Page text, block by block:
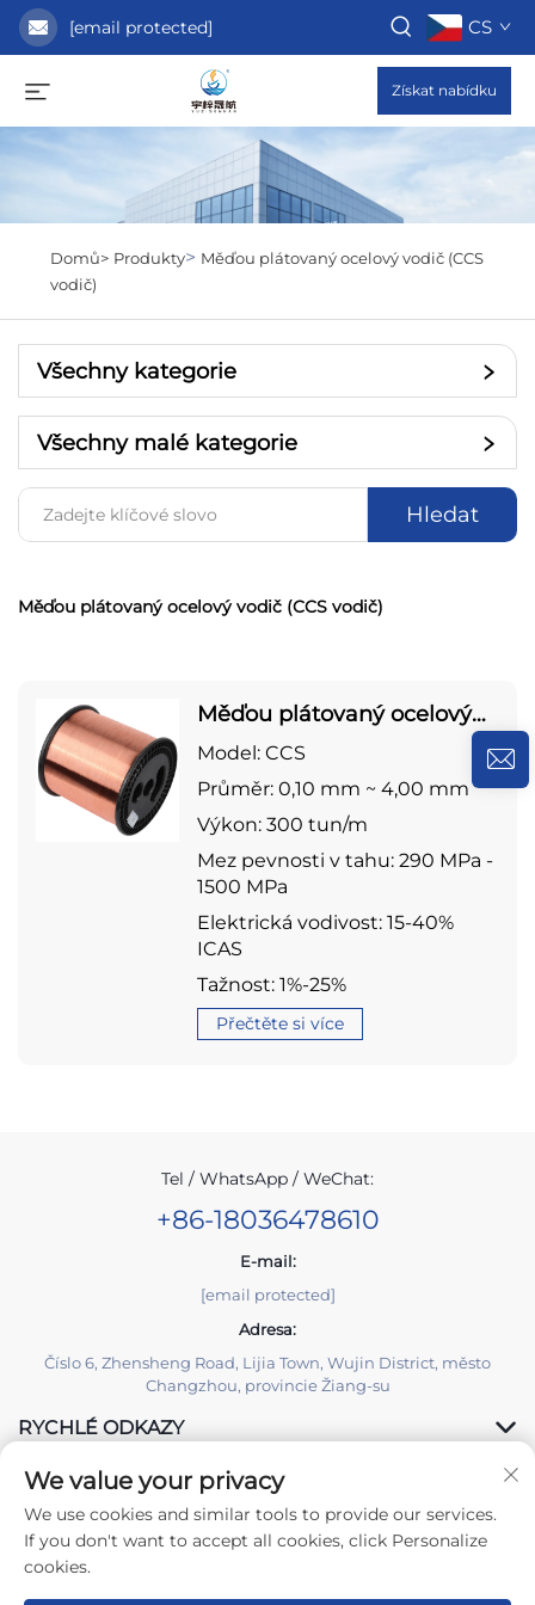
[email protected] CS
Získat nabídku
Domů> Produkty> Měďou plátovaný ocelový vodič (CCS
vodič)
Všechny kategorie
Všechny malé kategorie
Hledat
Měďou plátovaný ocelový vodič (CCS vodič)
Měďou plátovaný ocelový
vodič (CCS vodič)
Model: CCS
Průměr: 0,10 mm ~ 4,00 mm
Výkon: 300 tun/m
Mez pevnosti v tahu: 290 MPa -
1500 MPa
Elektrická vodivost: 15-40%
ICAS
Tažnost: 1%-25%
Přečtěte si více
Tel / WhatsApp / WeChat:
+86-18036478610
E-mail:
[email protected]
Adresa:
Číslo 6, Zhensheng Road, Lijia Town, Wujin District, město
Changzhou, provincie Žiang-su
RYCHLÉ ODKAZY
PRODUKTY
We value your privacy
We use cookies and similar tools to provide our services.
If you don't want to accept all cookies, click Personalize
cookies.